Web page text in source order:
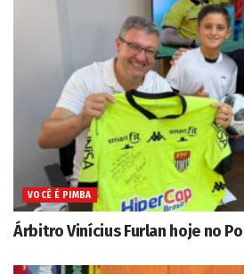
VOCÊ É PIMBA
Árbitro Vinícius Furlan hoje no